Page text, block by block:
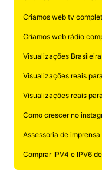
Criamos web tv
Criamos web rádio
Visualizações
Visualizações reais
Visualizações reais
Como crescer no
Assessoria de
Comprar IPV4 e IPV6